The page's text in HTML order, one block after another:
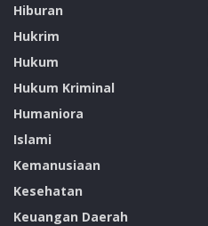
Hiburan
Hukrim
Hukum
Hukum Kriminal
Humaniora
Islami
Kemanusiaan
Kesehatan
Keuangan Daerah